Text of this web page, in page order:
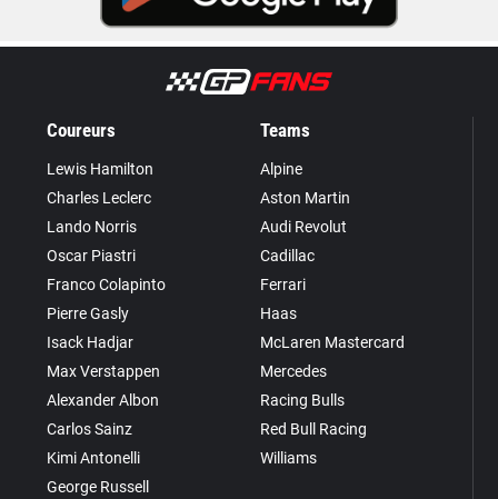
Coureurs
Lewis Hamilton
Charles Leclerc
Lando Norris
Oscar Piastri
Franco Colapinto
Pierre Gasly
Isack Hadjar
Max Verstappen
Alexander Albon
Carlos Sainz
Kimi Antonelli
George Russell
Teams
Alpine
Aston Martin
Audi Revolut
Cadillac
Ferrari
Haas
McLaren Mastercard
Mercedes
Racing Bulls
Red Bull Racing
Williams